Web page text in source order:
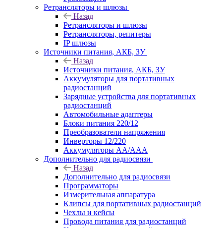
Ретрансляторы и шлюзы
Назад
Ретрансляторы и шлюзы
Ретрансляторы, репитеры
IP шлюзы
Источники питания, АКБ, ЗУ
Назад
Источники питания, АКБ, ЗУ
Аккумуляторы для портативных
радиостанций
Зарядные устройства для портативных
радиостанций
Автомобильные адаптеры
Блоки питания 220/12
Преобразователи напряжения
Инверторы 12/220
Аккумуляторы АА/ААА
Дополнительно для радиосвязи
Назад
Дополнительно для радиосвязи
Программаторы
Измерительная аппаратура
Клипсы для портативных радиостанций
Чехлы и кейсы
Провода питания для радиостанций